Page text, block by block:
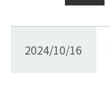
2024/10/16